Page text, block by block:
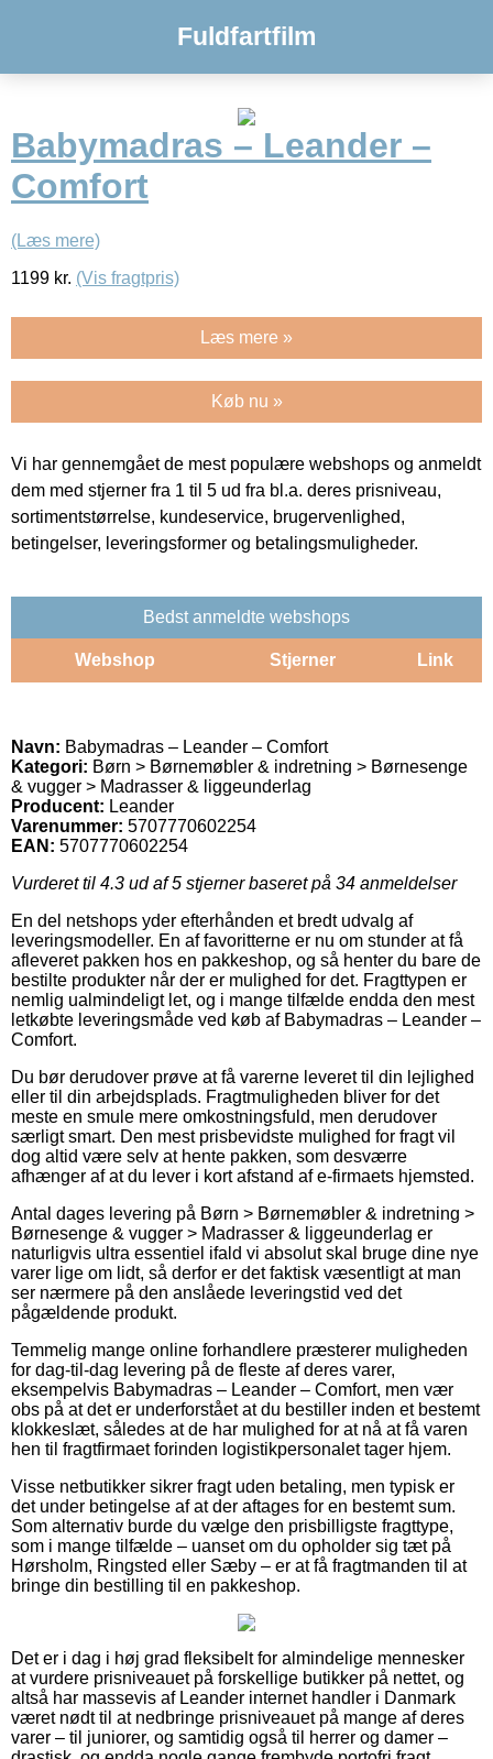
Fuldfartfilm
Babymadras – Leander –
Comfort
(Læs mere)
1199 kr. (Vis fragtpris)
Læs mere »
Køb nu »
Vi har gennemgået de mest populære webshops og anmeldt
dem med stjerner fra 1 til 5 ud fra bl.a. deres prisniveau,
sortimentstørrelse, kundeservice, brugervenlighed,
betingelser, leveringsformer og betalingsmuligheder.
Bedst anmeldte webshops
Webshop Stjerner Link
Navn: Babymadras – Leander – Comfort
Kategori: Børn > Børnemøbler & indretning > Børnesenge
& vugger > Madrasser & liggeunderlag
Producent: Leander
Varenummer: 5707770602254
EAN: 5707770602254
Vurderet til 4.3 ud af 5 stjerner baseret på 34 anmeldelser
En del netshops yder efterhånden et bredt udvalg af
leveringsmodeller. En af favoritterne er nu om stunder at få
afleveret pakken hos en pakkeshop, og så henter du bare de
bestilte produkter når der er mulighed for det. Fragttypen er
nemlig ualmindeligt let, og i mange tilfælde endda den mest
letkøbte leveringsmåde ved køb af Babymadras – Leander –
Comfort.
Du bør derudover prøve at få varerne leveret til din lejlighed
eller til din arbejdsplads. Fragtmuligheden bliver for det
meste en smule mere omkostningsfuld, men derudover
særligt smart. Den mest prisbevidste mulighed for fragt vil
dog altid være selv at hente pakken, som desværre
afhænger af at du lever i kort afstand af e-firmaets hjemsted.
Antal dages levering på Børn > Børnemøbler & indretning >
Børnesenge & vugger > Madrasser & liggeunderlag er
naturligvis ultra essentiel ifald vi absolut skal bruge dine nye
varer lige om lidt, så derfor er det faktisk væsentligt at man
ser nærmere på den anslåede leveringstid ved det
pågældende produkt.
Temmelig mange online forhandlere præsterer muligheden
for dag-til-dag levering på de fleste af deres varer,
eksempelvis Babymadras – Leander – Comfort, men vær
obs på at det er underforstået at du bestiller inden et bestemt
klokkeslæt, således at de har mulighed for at nå at få varen
hen til fragtfirmaet forinden logistikpersonalet tager hjem.
Visse netbutikker sikrer fragt uden betaling, men typisk er
det under betingelse af at der aftages for en bestemt sum.
Som alternativ burde du vælge den prisbilligste fragttype,
som i mange tilfælde – uanset om du opholder sig tæt på
Hørsholm, Ringsted eller Sæby – er at få fragtmanden til at
bringe din bestilling til en pakkeshop.
Det er i dag i høj grad fleksibelt for almindelige mennesker
at vurdere prisniveauet på forskellige butikker på nettet, og
altså har massevis af Leander internet handler i Danmark
været nødt til at nedbringe prisniveauet på mange af deres
varer – til juniorer, og samtidig også til herrer og damer –